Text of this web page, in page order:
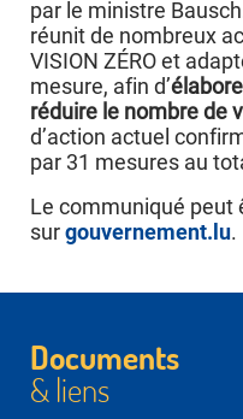
par le ministre
réunit de nombreux
VISION ZÉRO et
mesure, afin d’
réduire le nombre de
d’action actuel
par 31 mesures au
Le communiqué peut
surgouvernement.lu.
Documents
& liens